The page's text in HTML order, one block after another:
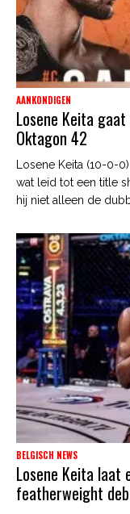
AANKONDIGEN
Losene Keita
Oktagon 42
Losene Keita (10-0-
wat leid tot een title
hij niet alleen de
BELGISCH NEWS
Losene Keita
featherweight